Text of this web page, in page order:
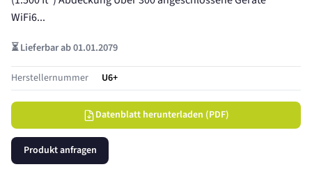
WiFi6...
⏳ Lieferbar ab 01.01.2079
Herstellernummer U6+
Datenblatt herunterladen (PDF)
Produkt anfragen